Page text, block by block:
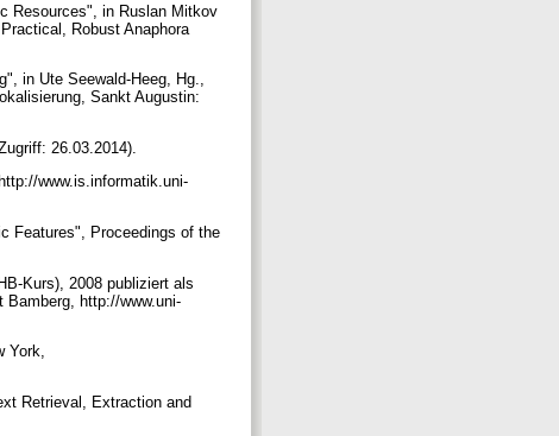
Resources", in Ruslan Mitkov
Robust Anaphora
in Ute Seewald-Heeg, Hg.,
Sankt Augustin:
26.03.2014).
www.is.informatik.uni-
Features", Proceedings of the
Kurs), 2008 publiziert als
Bamberg, http://www.uni-
York,
Retrieval, Extraction and